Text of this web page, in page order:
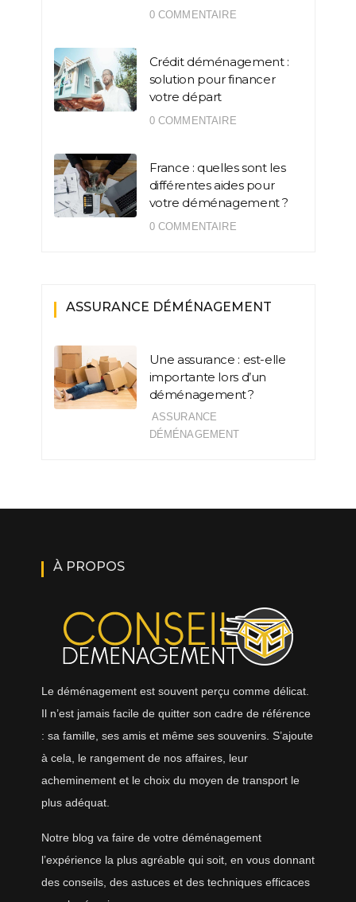
0 COMMENTAIRE
Crédit déménagement :
solution pour financer
votre départ
0 COMMENTAIRE
France : quelles sont les
différentes aides pour
votre déménagement ?
0 COMMENTAIRE
ASSURANCE DÉMÉNAGEMENT
Une assurance : est-elle
importante lors d’un
déménagement ?
ASSURANCE
DÉMÉNAGEMENT
À PROPOS
Le déménagement est souvent perçu comme délicat.
Il n’est jamais facile de quitter son cadre de référence
: sa famille, ses amis et même ses souvenirs. S’ajoute
à cela, le rangement de nos affaires, leur
acheminement et le choix du moyen de transport le
plus adéquat.
Notre blog va faire de votre déménagement
l’expérience la plus agréable qui soit, en vous donnant
des conseils, des astuces et des techniques efficaces